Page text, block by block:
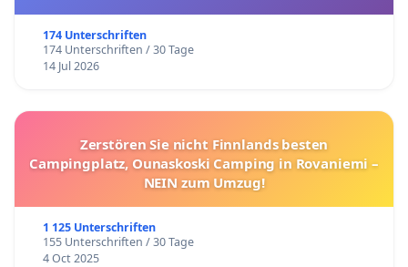
174 Unterschriften
174 Unterschriften / 30 Tage
14 Jul 2026
Zerstören Sie nicht Finnlands besten
Campingplatz, Ounaskoski Camping in Rovaniemi –
NEIN zum Umzug!
1 125 Unterschriften
155 Unterschriften / 30 Tage
4 Oct 2025